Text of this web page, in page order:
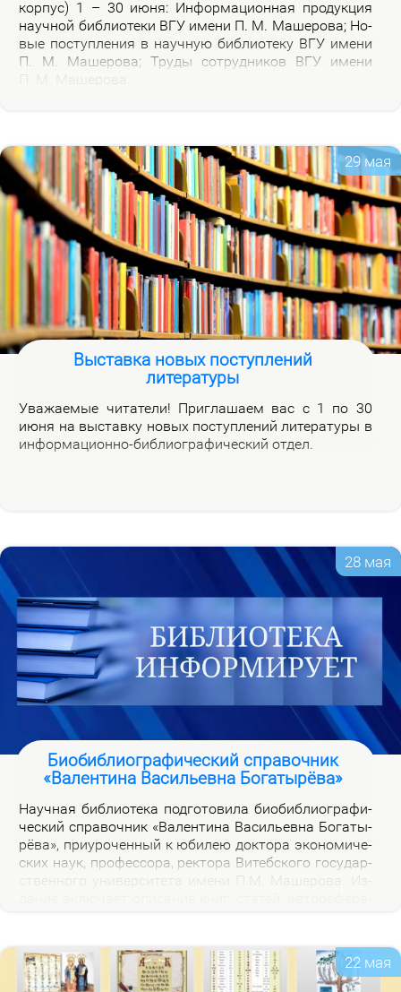
кор­пус) 1 – 30 июня: Ин­фор­ма­ци­он­ная про­дук­ция
на­уч­ной биб­лио­те­ки ВГУ име­ни П. М. Ма­ше­ро­ва; Но­
вые по­ступ­ле­ния в на­уч­ную биб­лио­те­ку ВГУ име­ни
П. М. Ма­ше­ро­ва; Тру­ды со­труд­ни­ков ВГУ име­ни
29 мая
Выставка новых поступлений
литературы
Ува­жа­е­мые чи­та­те­ли! При­гла­ша­ем вас с 1 по 30
июня на вы­став­ку но­вых по­ступ­ле­ний ли­те­ра­ту­ры в
ин­фор­ма­ци­он­но-биб­лио­гра­фи­че­ский от­дел.
28 мая
Биобиблиографический справочник
«Валентина Васильевна Богатырёва»
На­уч­ная биб­лио­те­ка под­го­то­ви­ла био­биб­лио­гра­фи­
че­ский спра­воч­ник «Ва­лен­ти­на Ва­си­льев­на Бо­га­ты­
рё­ва», при­уро­чен­ный к юби­лею док­то­ра эко­но­ми­че­
ских на­ук, про­фес­со­ра, рек­то­ра Ви­теб­ско­го го­судар­
22 мая